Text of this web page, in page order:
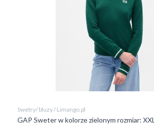
Swetry/ bluzy / Limango.pl
GAP Sweter w kolorze zielonym rozmiar: XXL